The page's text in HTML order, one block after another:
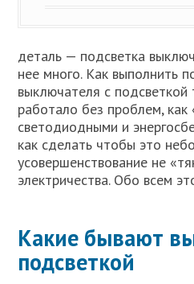
деталь — подсветка
нее много. Как выполнить
выключателя с подсветкой
работало без проблем, как
светодиодными и
как сделать чтобы это
усовершенствование не
электричества. Обо всем
Какие бывают
подсветкой